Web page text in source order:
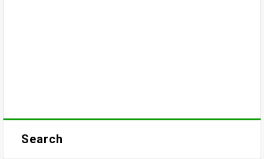
Search